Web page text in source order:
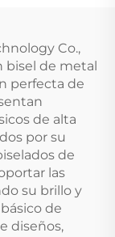
Co.,
bisel de metal
perfecta de
de alta
por su
de
las
su brillo y
de
diseños,